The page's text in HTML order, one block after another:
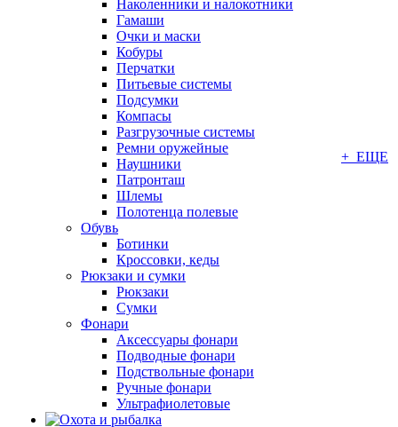
Наколенники и налокотники
Гамаши
Очки и маски
Кобуры
Перчатки
Питьевые системы
Подсумки
Компасы
Разгрузочные системы
Ремни оружейные
Наушники
Патронташ
Шлемы
Полотенца полевые
Обувь
Ботинки
Кроссовки, кеды
Рюкзаки и сумки
Рюкзаки
Сумки
Фонари
Аксессуары фонари
Подводные фонари
Подствольные фонари
Ручные фонари
Ультрафиолетовые
+ ЕЩЕ